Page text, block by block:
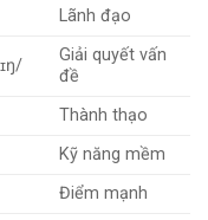
Lãnh đạo
Giải quyết vấn
đề
Thành thạo
Kỹ năng mềm
Điểm mạnh